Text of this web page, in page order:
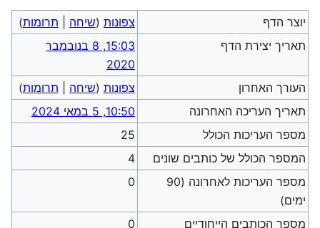
יוצר הדף צפונות (שיחה תרומות)
תאריך יצירת הדף
15:03, 8 בנובמבר
2020
העורך האחרון
צפונות (שיחה תרומות)
תאריך העריכה האחרונה
10:50, 5 במאי 2024
מספר העריכות הכולל
25
המספר הכולל של כותבים שונים
4
מספר העריכות לאחרונה (90
ימים)
0
מספר הכותבים הייחודיים
0